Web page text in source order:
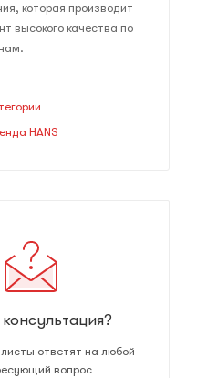
которая производит
высокого качества по
HANS
ответят на любой
вопрос